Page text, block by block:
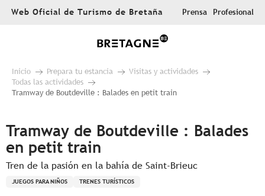
AllerWeb Oficial de Turismo de Bretaña Prensa Profesional
Inicio Prepara tu estancia
Visitas y actividades
Todas las actividades
Tramway de Boutdeville : Balades en petit train
Tramway de Boutdeville : Balades
en petit train
Tren de la pasión en la bahía de Saint-Brieuc
JUEGOS PARA NIÑOS TRENES TURÍSTICOS